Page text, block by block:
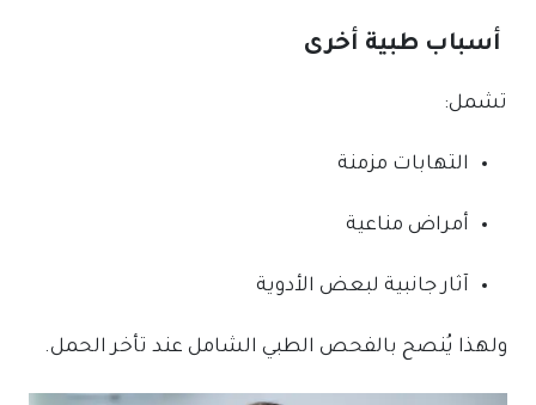
أسباب طبية أخرى
تشمل:
التهابات مزمنة
أمراض مناعية
آثار جانبية لبعض الأدوية
ولهذا يُنصح بالفحص الطبي الشامل عند تأخر الحمل.